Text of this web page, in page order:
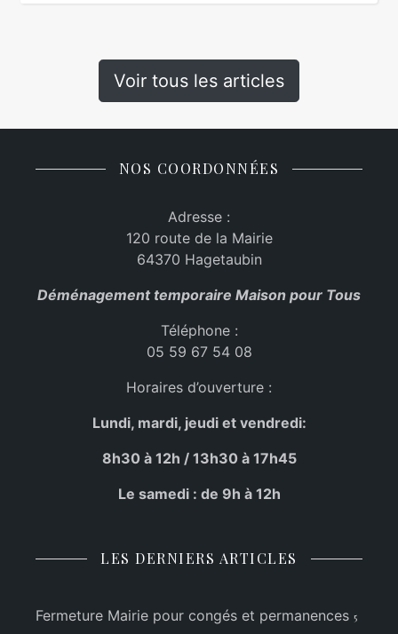
Voir tous les articles
NOS COORDONNÉES
Adresse :
120 route de la Mairie
64370 Hagetaubin
Déménagement temporaire Maison pour Tous
Téléphone :
05 59 67 54 08
Horaires d’ouverture :
Lundi, mardi, jeudi et vendredi:
8h30 à 12h / 13h30 à 17h45
Le samedi : de 9h à 12h
LES DERNIERS ARTICLES
Fermeture Mairie pour congés et permanences 5